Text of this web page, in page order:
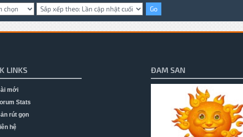
LINKS
mới
Stats
rút gọn
hệ
ĐAM SAN